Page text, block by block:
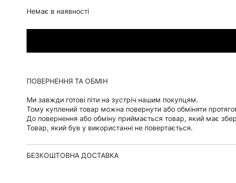
Немає в наявності
ПОВЕРНЕННЯ ТА ОБМІН
Ми завжди готові піти на зустріч нашим покупцям.
Тому куплений товар можна повернути або обміняти
До повернення або обміну приймається товар, який має
Товар, який був у використанні не повертається.
БЕЗКОШТОВНА ДОСТАВКА